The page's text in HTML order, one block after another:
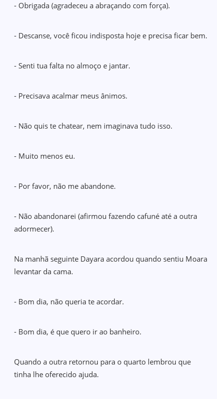
- Obrigada (agradeceu a abraçando com força).
- Descanse, você ficou indisposta hoje e precisa ficar bem.
- Senti tua falta no almoço e jantar.
- Precisava acalmar meus ânimos.
- Não quis te chatear, nem imaginava tudo isso.
- Muito menos eu.
- Por favor, não me abandone.
- Não abandonarei (afirmou fazendo cafuné até a outra
adormecer).
Na manhã seguinte Dayara acordou quando sentiu Moara
levantar da cama.
- Bom dia, não queria te acordar.
- Bom dia, é que quero ir ao banheiro.
Quando a outra retornou para o quarto lembrou que
tinha lhe oferecido ajuda.